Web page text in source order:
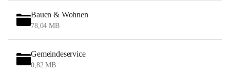
Bauen & Wohnen
78,04 MB
Gemeindeservice
0,82 MB